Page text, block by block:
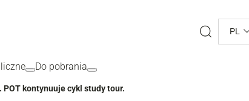
PL
Do pobrania
kontynuuje cykl study tour.